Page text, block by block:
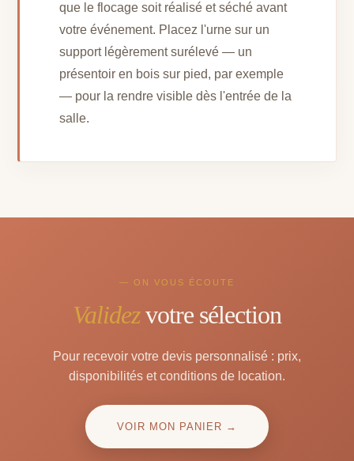
que le flocage soit réalisé et séché avant
votre événement. Placez l'urne sur un
support légèrement surélevé — un
présentoir en bois sur pied, par exemple
— pour la rendre visible dès l'entrée de la
salle.
— ON VOUS ÉCOUTE
Validezvotre sélection
Pour recevoir votre devis personnalisé : prix,
disponibilités et conditions de location.
VOIR MON PANIER →